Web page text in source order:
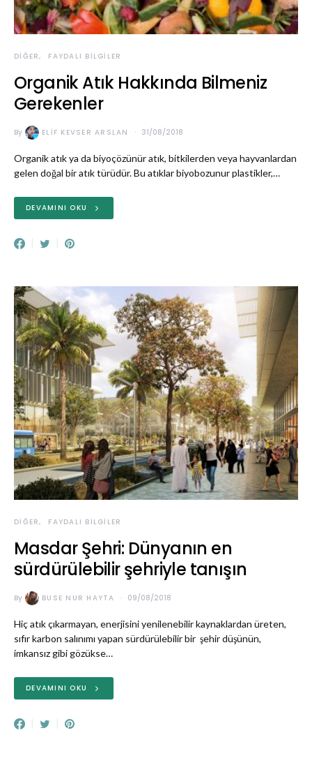
DIĞER FAYDALI BILGILER
Organik Atık Hakkında Bilmeniz
Gerekenler
By ELIF KEVSER ARSLAN 31/08/2018
Organik atık ya da biyoçözünür atık, bitkilerden veya hayvanlardan
gelen doğal bir atık türüdür. Bu atıklar biyobozunur plastikler,…
DEVAMINI OKU
DIĞER FAYDALI BILGILER
Masdar Şehri: Dünyanın en
sürdürülebilir şehriyle tanışın
By BUSE NUR HAYTA 09/08/2018
Hiç atık çıkarmayan, enerjisini yenilenebilir kaynaklardan üreten,
sıfır karbon salınımı yapan sürdürülebilir bir şehir düşünün,
imkansız gibi gözükse…
DEVAMINI OKU